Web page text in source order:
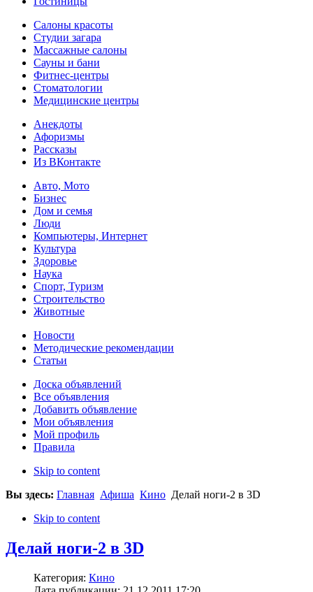
Салоны красоты
Студии загара
Массажные салоны
Сауны и бани
Фитнес-центры
Стоматологии
Медицинские центры
Анекдоты
Афоризмы
Рассказы
Из ВКонтакте
Авто, Мото
Бизнес
Дом и семья
Люди
Компьютеры, Интернет
Культура
Здоровье
Наука
Спорт, Туризм
Строительство
Животные
Новости
Методические рекомендации
Статьи
Доска объявлений
Все объявления
Добавить объявление
Мои объявления
Мой профиль
Правила
Skip to content
Вы здесь: Главная Афиша Кино Делай ноги-2 в 3D
Skip to content
Делай ноги-2 в 3D
Категория: Кино